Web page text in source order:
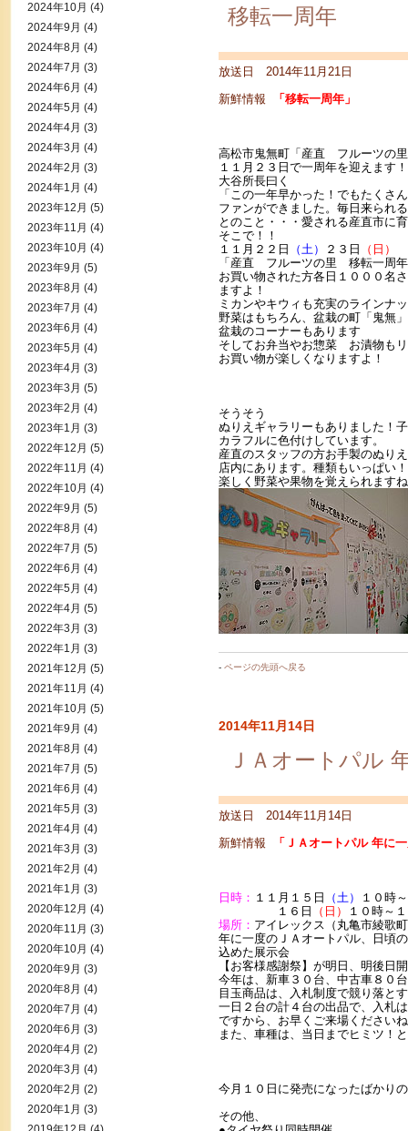
移転一周年
放送日 2014年11月21日
新鮮情報
「移転一周年 」
高松市鬼無町「産直 フルーツの
１１月２３日で一周年を迎えます！
大谷所長曰く
「この一年早かった！でもたくさ
ファンができました。毎日来られ
とのこと・・・愛される産直市に
そこで！！
１１月２２日
（土） ２３日
（日）
「産直 フルーツの里 移転一周
お買い物された方各日１０００名
ますよ！
ミカンやキウィも充実のラインナ
野菜はもちろん、盆栽の町「鬼無
盆栽のコーナーもあります
そしてお弁当やお惣菜 お漬物も
お買い物が楽しくなりますよ！
そうそう
ぬりえギャラリーもありました！
カラフルに色付けしています。
産直のスタッフの方お手製のぬり
店内にあります。種類もいっぱい！
楽しく野菜や果物を覚えられます
- ページの先頭へ戻る
2014年11月14日
ＪＡオートパル
放送日 2014年11月14日
新鮮情報
「ＪＡオートパル 年に
日時： １１月１５日 （土）
１０時
１６日
（日）
１０時～
場所： アイレックス（丸亀市綾歌
年に一度のＪＡオートパル、日頃
込めた展示会
【お客様感謝祭】が明日、明後日
今年は、新車３０台、中古車８０
目玉商品は、入札制度で競り落と
一日２台の計４台の出品で、入札
ですから、お早くご来場ください
また、車種は、当日までヒミツ！
今月１０日に発売になったばかり
その他、
2024年10月 (4)
2024年9月 (4)
2024年8月 (4)
2024年7月 (3)
2024年6月 (4)
2024年5月 (4)
2024年4月 (3)
2024年3月 (4)
2024年2月 (3)
2024年1月 (4)
2023年12月 (5)
2023年11月 (4)
2023年10月 (4)
2023年9月 (5)
2023年8月 (4)
2023年7月 (4)
2023年6月 (4)
2023年5月 (4)
2023年4月 (3)
2023年3月 (5)
2023年2月 (4)
2023年1月 (3)
2022年12月 (5)
2022年11月 (4)
2022年10月 (4)
2022年9月 (5)
2022年8月 (4)
2022年7月 (5)
2022年6月 (4)
2022年5月 (4)
2022年4月 (5)
2022年3月 (3)
2022年1月 (3)
2021年12月 (5)
2021年11月 (4)
2021年10月 (5)
2021年9月 (4)
2021年8月 (4)
2021年7月 (5)
2021年6月 (4)
2021年5月 (3)
2021年4月 (4)
2021年3月 (3)
2021年2月 (4)
2021年1月 (3)
2020年12月 (4)
2020年11月 (3)
2020年10月 (4)
2020年9月 (3)
2020年8月 (4)
2020年7月 (4)
2020年6月 (3)
2020年4月 (2)
2020年3月 (4)
2020年2月 (2)
2020年1月 (3)